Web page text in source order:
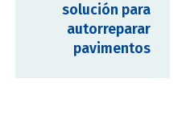
solución para
autorreparar
pavimentos